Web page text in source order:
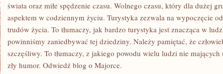
świata oraz miłe spędzenie czasu. Wolnego czasu, który dla dużej
aspektem w codziennym życiu. Turystyka zezwala na wypoczęcie
trudów życia. To tłumaczy, jak bardzo turystyka jest znacząca w
powinniśmy zaniedbywać tej dziedziny. Należy pamiętać, że
szczęśliwy. To tłumaczy, z jakiego powodu wielu ludzi nie
zły humor. Odwiedź blog o Majorce.